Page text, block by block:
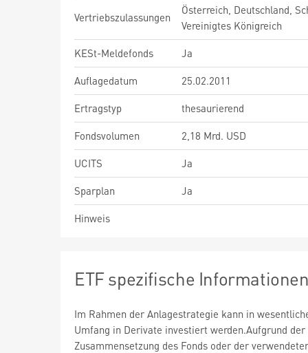
Vertriebszulassungen
Österreich, Deutschland,
Vereinigtes Königreich
KESt-Meldefonds
Ja
Auflagedatum
25.02.2011
Ertragstyp
thesaurierend
Fondsvolumen
2,18 Mrd. USD
UCITS
Ja
Sparplan
Ja
Hinweis
ETF spezifische
Im Rahmen der Anlagestrategie kann in
Umfang in Derivate investiert werden.Aufgrund der
Zusammensetzung des Fonds oder der